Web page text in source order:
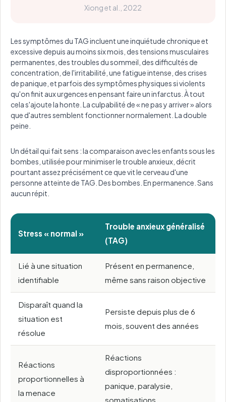
Xiong et al., 2022
Les symptômes du TAG incluent une inquiétude chronique et
excessive depuis au moins six mois, des tensions musculaires
permanentes, des troubles du sommeil, des difficultés de
concentration, de l'irritabilité, une fatigue intense, des crises
de panique, et parfois des symptômes physiques si violents
qu'on finit aux urgences en pensant faire un infarctus. À tout
cela s'ajoute la honte. La culpabilité de « ne pas y arriver » alors
que d'autres semblent fonctionner normalement. La double
peine.
Un détail qui fait sens : la comparaison avec les enfants sous les
bombes, utilisée pour minimiser le trouble anxieux, décrit
pourtant assez précisément ce que vit le cerveau d'une
personne atteinte de TAG. Des bombes. En permanence. Sans
aucun répit.
Stress « normal »
Trouble anxieux généralisé
(TAG)
Lié à une situation
identifiable
Présent en permanence,
même sans raison objective
Disparaît quand la
situation est
résolue
Persiste depuis plus de 6
mois, souvent des années
Réactions
proportionnelles à
la menace
Réactions
disproportionnées :
panique, paralysie,
somatisations